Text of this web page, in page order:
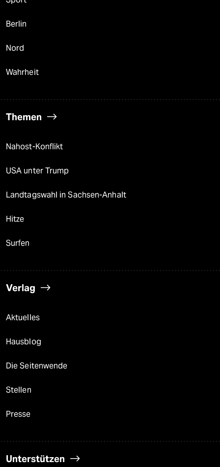
Berlin
Nord
Wahrheit
Themen
Nahost-Konflikt
USA unter Trump
Landtagswahl in Sachsen-Anhalt
Hitze
Surfen
Verlag
Aktuelles
Hausblog
Die Seitenwende
Stellen
Presse
Unterstützen